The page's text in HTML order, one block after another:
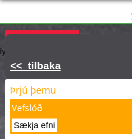
main
lykilorð
Þú ert hér
<< tilbaka
Þrjú þemu
Vefslóð
Sækja efni